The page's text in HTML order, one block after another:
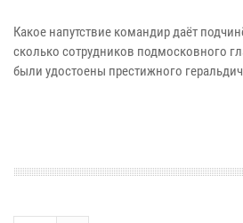
Какое напутствие командир даёт
сколько сотрудников подмосковного
были удостоены престижного